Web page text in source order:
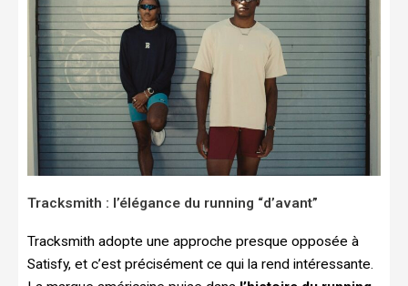
Tracksmith : l’élégance du running “d’avant”
Tracksmith adopte une approche presque opposée à
Satisfy, et c’est précisément ce qui la rend intéressante.